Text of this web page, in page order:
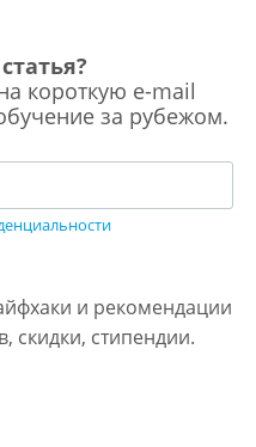
короткую e-mail
за рубежом.
и рекомендации
скидки, стипендии.